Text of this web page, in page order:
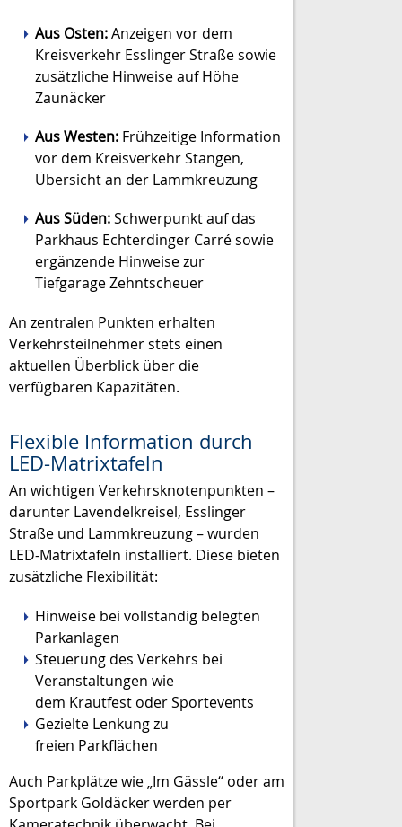
Aus Osten:Anzeigen vor dem
Kreisverkehr Esslinger Straße sowie
zusätzliche Hinweise auf Höhe
Zaunäcker
Aus Westen:Frühzeitige Information
vor dem Kreisverkehr Stangen,
Übersicht an der Lammkreuzung
Aus Süden:Schwerpunkt auf das
Parkhaus Echterdinger Carré sowie
ergänzende Hinweise zur
Tiefgarage Zehntscheuer
An zentralen Punkten erhalten
Verkehrsteilnehmer stets einen
aktuellen Überblick über die
verfügbaren Kapazitäten.
Flexible Information durch
LED-Matrixtafeln
An wichtigen Verkehrsknotenpunkten –
darunter Lavendelkreisel, Esslinger
Straße und Lammkreuzung – wurden
LED-Matrixtafeln installiert. Diese bieten
zusätzliche Flexibilität:
Hinweise bei vollständig belegten
Parkanlagen
Steuerung des Verkehrs bei
Veranstaltungen wie
dem Krautfest oder Sportevents
Gezielte Lenkung zu
freien Parkflächen
Auch Parkplätze wie „Im Gässle“ oder am
Sportpark Goldäcker werden per